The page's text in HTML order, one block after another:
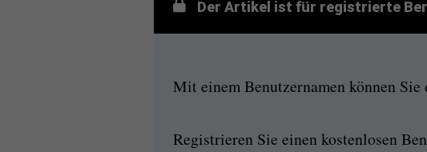
Der Artikel ist für registrierte
Mit einem Benutzernamen können
Registrieren Sie einen kostenlosen